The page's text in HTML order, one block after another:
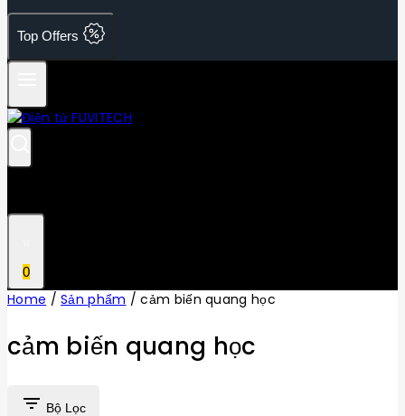
Top Offers
0
Home / Sản phẩm / cảm biến quang học
cảm biến quang học
Bộ Lọc